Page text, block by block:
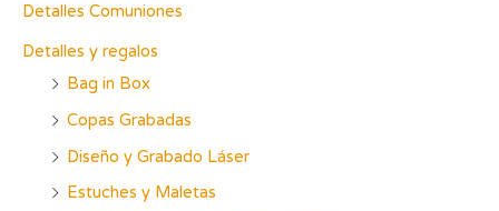
:
Detalles Comuniones
Detalles y regalos
Bag in Box
Copas Grabadas
Diseño y Grabado Láser
Estuches y Maletas